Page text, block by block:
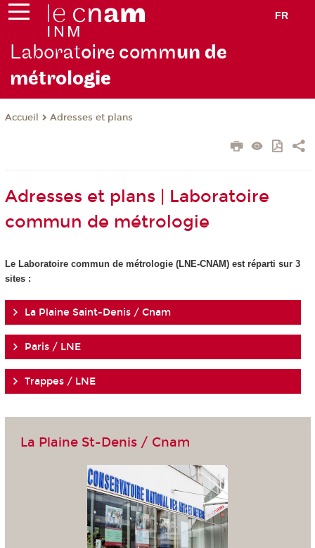
FR
Laboratoire commun de
métrologie
Accueil Adresses et plans
Adresses et plans | Laboratoire
commun de métrologie
Le Laboratoire commun de métrologie (LNE-CNAM) est réparti sur 3
sites :
La Plaine Saint-Denis / Cnam
Paris / LNE
Trappes / LNE
La Plaine St-Denis / Cnam